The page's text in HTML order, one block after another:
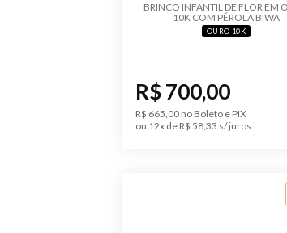
BRINCO INFANTIL DE FLOR EM
10K COM PÉROLA BIWA
OURO 10K
R$ 665,00 no Boleto e PIX
ou 12x de R$ 58,33 s/ juros
R$ 700,00